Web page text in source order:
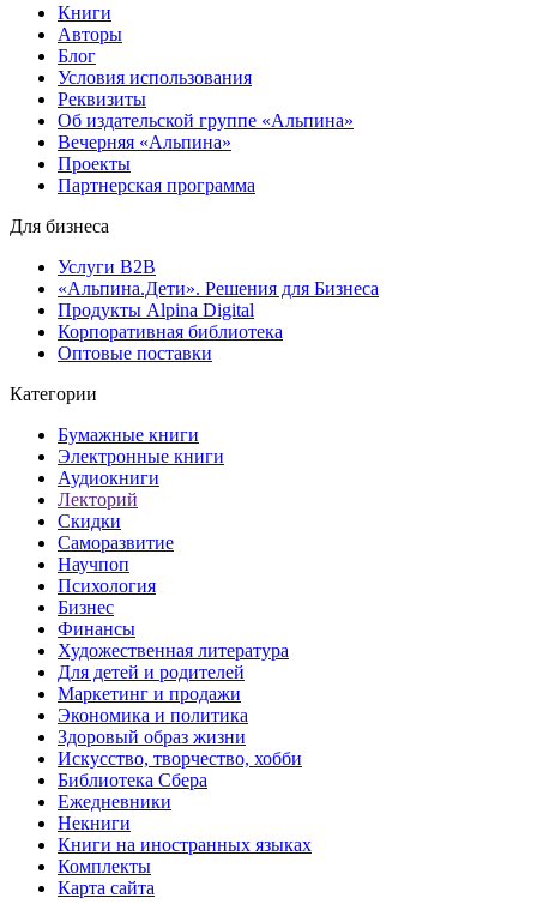
Книги
Авторы
Блог
Условия использования
Реквизиты
Об издательской группе «Альпина»
Вечерняя «Альпина»
Проекты
Партнерская программа
Для бизнеса
Услуги B2B
«Альпина.Дети». Решения для Бизнеса
Продукты Alpina Digital
Корпоративная библиотека
Оптовые поставки
Категории
Бумажные книги
Электронные книги
Аудиокниги
Лекторий
Скидки
Саморазвитие
Научпоп
Психология
Бизнес
Финансы
Художественная литература
Для детей и родителей
Маркетинг и продажи
Экономика и политика
Здоровый образ жизни
Искусство, творчество, хобби
Библиотека Сбера
Ежедневники
Некниги
Книги на иностранных языках
Комплекты
Карта сайта